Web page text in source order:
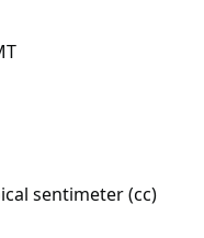
sentimeter (cc)